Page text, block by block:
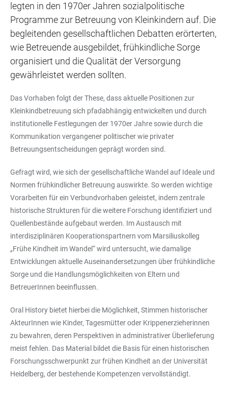
legten in den 1970er Jahren sozialpolitische
Programme zur Betreuung von Kleinkindern auf. Die
begleitenden gesellschaftlichen Debatten erörterten,
wie Betreuende ausgebildet, frühkindliche Sorge
organisiert und die Qualität der Versorgung
gewährleistet werden sollten.
Das Vorhaben folgt der These, dass aktuelle Positionen zur
Kleinkindbetreuung sich pfadabhängig entwickelten und durch
institutionelle Festlegungen der 1970er Jahre sowie durch die
Kommunikation vergangener politischer wie privater
Betreuungsentscheidungen geprägt worden sind.
Gefragt wird, wie sich der gesellschaftliche Wandel auf Ideale und
Normen frühkindlicher Betreuung auswirkte. So werden wichtige
Vorarbeiten für ein Verbundvorhaben geleistet, indem zentrale
historische Strukturen für die weitere Forschung identifiziert und
Quellenbestände aufgebaut werden. Im Austausch mit
interdisziplinären Kooperationspartnern vom Marsiliuskolleg
„Frühe Kindheit im Wandel“ wird untersucht, wie damalige
Entwicklungen aktuelle Auseinandersetzungen über frühkindliche
Sorge und die Handlungsmöglichkeiten von Eltern und
BetreuerInnen beeinflussen.
Oral History bietet hierbei die Möglichkeit, Stimmen historischer
AkteurInnen wie Kinder, Tagesmütter oder Krippenerzieherinnen
zu bewahren, deren Perspektiven in administrativer Überlieferung
meist fehlen. Das Material bildet die Basis für einen historischen
Forschungsschwerpunkt zur frühen Kindheit an der Universität
Heidelberg, der bestehende Kompetenzen vervollständigt.